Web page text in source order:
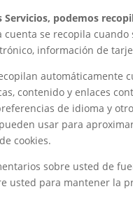
podemos
se recopila
información de
contenido y enlaces
de idioma y
usar para
cookies.
sobre usted de
usted para mantener la